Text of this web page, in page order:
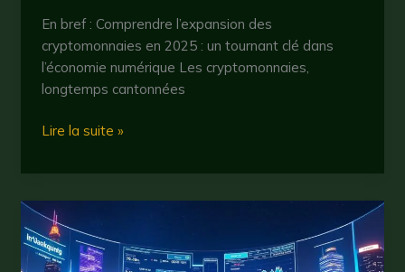
En bref : Comprendre l’expansion des
cryptomonnaies en 2025 : un tournant clé dans
l’économie numérique Les cryptomonnaies,
longtemps cantonnées
Comprendre
tendances
cryptomonnaies
en
2025
Lire la suite »